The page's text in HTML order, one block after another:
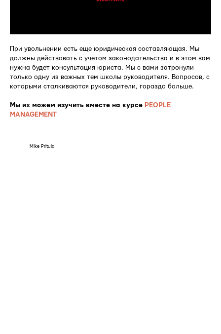
При увольнении есть еще юридическая составляющая. Мы
должны действовать с учетом законодательства и в этом вам
нужна будет консультация юриста. Мы с вами затронули
только одну из важных тем школы руководителя. Вопросов, с
которыми сталкиваются руководители, гораздо больше.
Мы их можем изучить вместе на курсе PEOPLE
MANAGEMENT
Mike Pritula